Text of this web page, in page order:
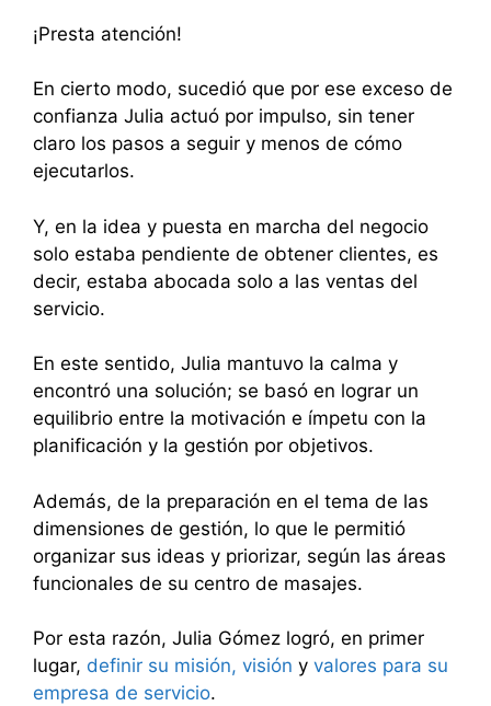
¡Presta atención!
En cierto modo, sucedió que por ese exceso de
confianza Julia actuó por impulso, sin tener
claro los pasos a seguir y menos de cómo
ejecutarlos.
Y, en la idea y puesta en marcha del negocio
solo estaba pendiente de obtener clientes, es
decir, estaba abocada solo a las ventas del
servicio.
En este sentido, Julia mantuvo la calma y
encontró una solución; se basó en lograr un
equilibrio entre la motivación e ímpetu con la
planificación y la gestión por objetivos.
Además, de la preparación en el tema de las
dimensiones de gestión, lo que le permitió
organizar sus ideas y priorizar, según las áreas
funcionales de su centro de masajes.
Por esta razón, Julia Gómez logró, en primer
lugar, definir su misión, visión y valores para su
empresa de servicio.